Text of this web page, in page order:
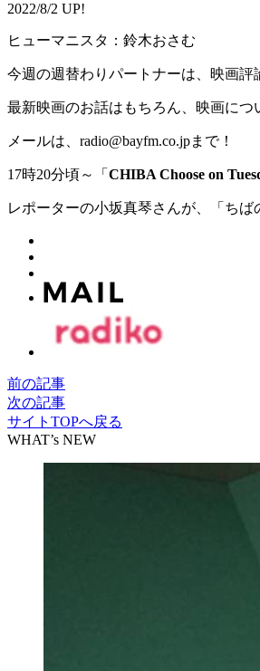
2022/8/2 UP!
ヒューマニスタ：鈴木おさむ
今週の週替わりパートナーは、映画評
最新映画のお話はもちろん、映画につ
メールは、radio@bayfm.co.jpまで！
17時20分頃～「 CHIBA Choose on
レポーターの小坂真琴さんが、「ちば
前の記事
次の記事
サイトTOPへ戻る
WHAT’s NEW